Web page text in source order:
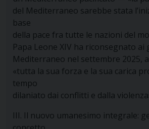
del Mediterraneo sarebbe stata
base
della pace fra tutte le nazioni del
Papa Leone XIV ha riconsegnato ai
Mediterraneo nel settembre 2025,
«tutta la sua forza e la sua carica
tempo
dilaniato dai conflitti e dalla
III. Il nuovo umanesimo integrale: